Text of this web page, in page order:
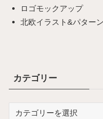
ロゴモックアップ
北欧イラスト&パターン
カテゴリー